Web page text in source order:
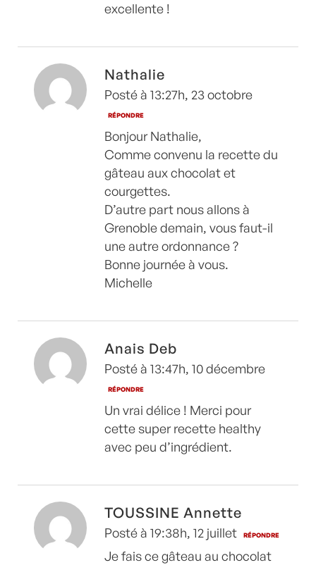
excellente !
Nathalie
Posté à 13:27h, 23 octobre
RÉPONDRE
Bonjour Nathalie,
Comme convenu la recette du
gâteau aux chocolat et
courgettes.
D’autre part nous allons à
Grenoble demain, vous faut-il
une autre ordonnance ?
Bonne journée à vous.
Michelle
Anais Deb
Posté à 13:47h, 10 décembre
RÉPONDRE
Un vrai délice ! Merci pour
cette super recette healthy
avec peu d’ingrédient.
TOUSSINE Annette
Posté à 19:38h, 12 juillet RÉPONDRE
Je fais ce gâteau au chocolat